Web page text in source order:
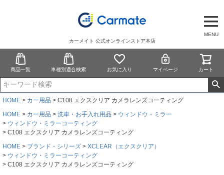
MENU
カーメイト 公式オンラインストア本店
商品一覧 車種別適合検索 お気に入り マイページ カート
HOME カー用品
C108 エクスクリア カメラレンズコーティング
HOME
カー用品 洗車・お手入れ用品
ウィンドウ・ミラー
ウィンドウ・ミラーコーティング
C108 エクスクリア カメラレンズコーティング
HOME
ブランド・シリーズ
XCLEAR（エクスクリア）
ウィンドウ・ミラーコーティング
C108 エクスクリア カメラレンズコーティング